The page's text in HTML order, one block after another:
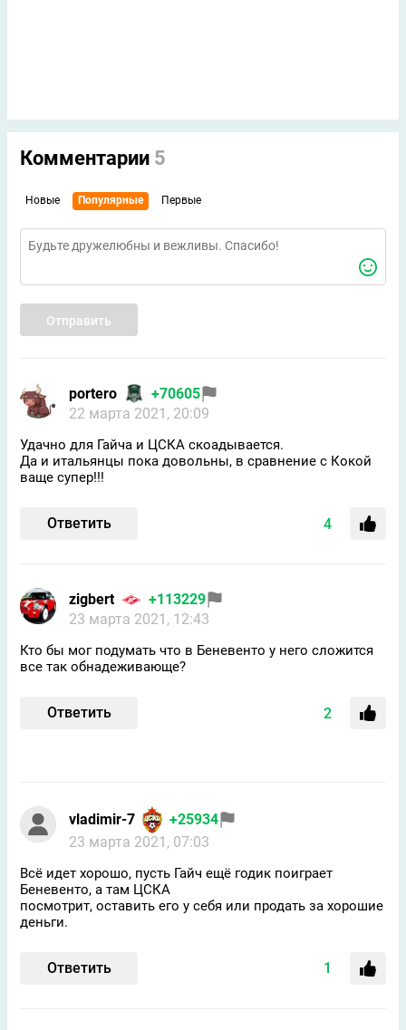
Комментарии 5
Новые Популярные Первые
Отправить
portero
+70605
22 марта 2021, 20:09
Удачно для Гайча и ЦСКА скоадывается.
Да и итальянцы пока довольны, в сравнение с Кокой
ваще супер!!!
Ответить 4
zigbert
+113229
23 марта 2021, 12:43
Кто бы мог подумать что в Беневенто у него сложится
все так обнадеживающе?
Ответить 2
vladimir-7
+25934
23 марта 2021, 07:03
Всё идет хорошо, пусть Гайч ещё годик поиграет
Беневенто, а там ЦСКА
посмотрит, оставить его у себя или продать за хорошие
деньги.
Ответить 1